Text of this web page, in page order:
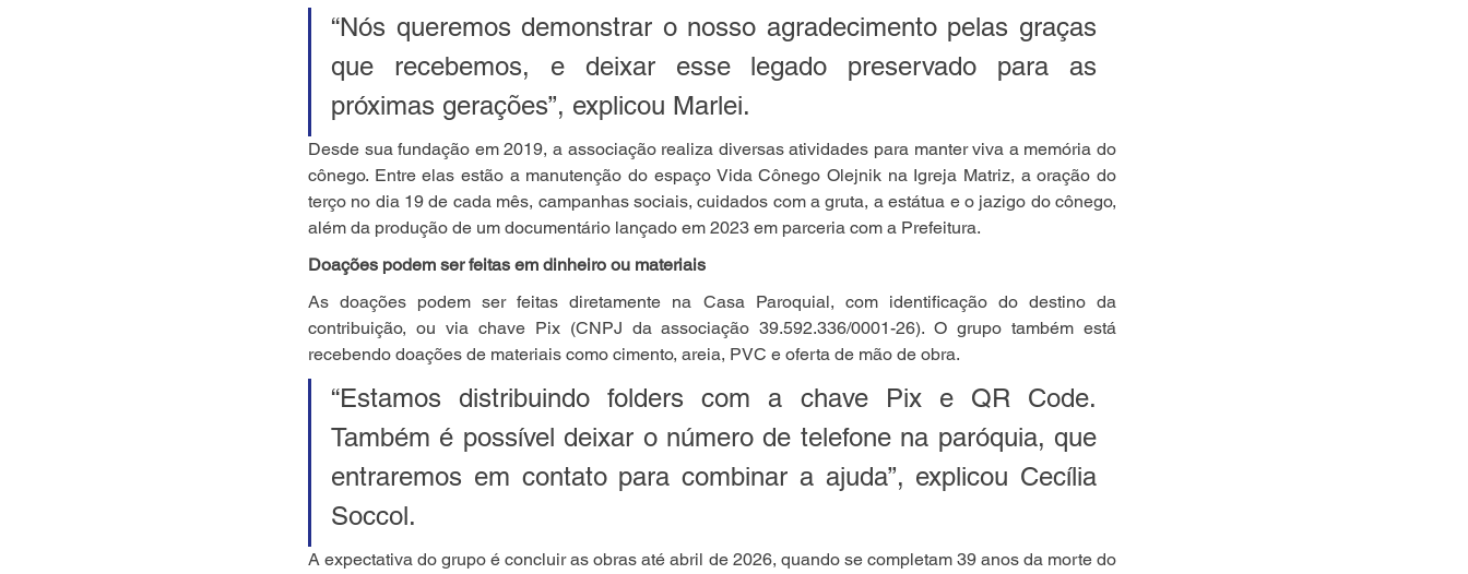
“Nós queremos demonstrar o nosso agradecimento pelas graças
que recebemos, e deixar esse legado preservado para as
próximas gerações”, explicou Marlei.
Desde sua fundação em 2019, a associação realiza diversas atividades para manter viva a memória do
cônego. Entre elas estão a manutenção do espaço Vida Cônego Olejnik na Igreja Matriz, a oração do
terço no dia 19 de cada mês, campanhas sociais, cuidados com a gruta, a estátua e o jazigo do cônego,
além da produção de um documentário lançado em 2023 em parceria com a Prefeitura.
Doações podem ser feitas em dinheiro ou materiais
As doações podem ser feitas diretamente na Casa Paroquial, com identificação do destino da
contribuição, ou via chave Pix (CNPJ da associação 39.592.336/0001-26). O grupo também está
recebendo doações de materiais como cimento, areia, PVC e oferta de mão de obra.
“Estamos distribuindo folders com a chave Pix e QR Code.
Também é possível deixar o número de telefone na paróquia, que
entraremos em contato para combinar a ajuda”, explicou Cecília
Soccol.
A expectativa do grupo é concluir as obras até abril de 2026, quando se completam 39 anos da morte do